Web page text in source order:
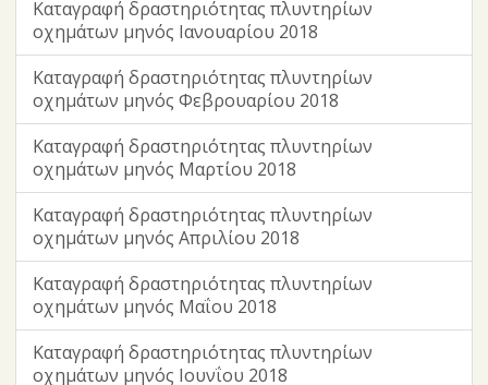
Καταγραφή δραστηριότητας πλυντηρίων
οχημάτων μηνός Ιανουαρίου 2018
Καταγραφή δραστηριότητας πλυντηρίων
οχημάτων μηνός Φεβρουαρίου 2018
Καταγραφή δραστηριότητας πλυντηρίων
οχημάτων μηνός Μαρτίου 2018
Καταγραφή δραστηριότητας πλυντηρίων
οχημάτων μηνός Απριλίου 2018
Καταγραφή δραστηριότητας πλυντηρίων
οχημάτων μηνός Μαΐου 2018
Καταγραφή δραστηριότητας πλυντηρίων
οχημάτων μηνός Ιουνΐου 2018